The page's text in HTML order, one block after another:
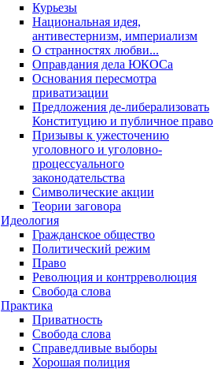
Курьезы
Национальная идея,
антивестернизм, империализм
О странностях любви...
Оправдания дела ЮКОСа
Основания пересмотра
приватизации
Предложения де-либерализовать
Конституцию и публичное право
Призывы к ужесточению
уголовного и уголовно-
процессуального
законодательства
Символические акции
Теории заговора
Идеология
Гражданское общество
Политический режим
Право
Революция и контрреволюция
Свобода слова
Практика
Приватность
Свобода слова
Справедливые выборы
Хорошая полиция